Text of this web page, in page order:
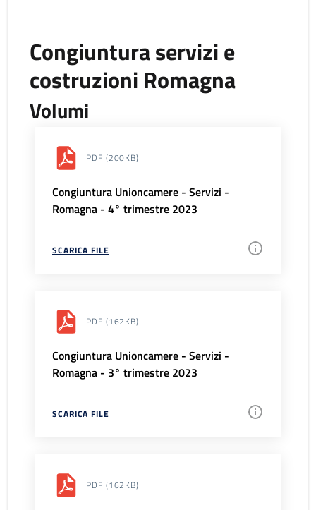
Congiuntura servizi e
costruzioni Romagna
Volumi
PDF (200KB)
Congiuntura Unioncamere - Servizi -
Romagna - 4° trimestre 2023
SCARICA FILE
PDF (162KB)
Congiuntura Unioncamere - Servizi -
Romagna - 3° trimestre 2023
SCARICA FILE
PDF (162KB)